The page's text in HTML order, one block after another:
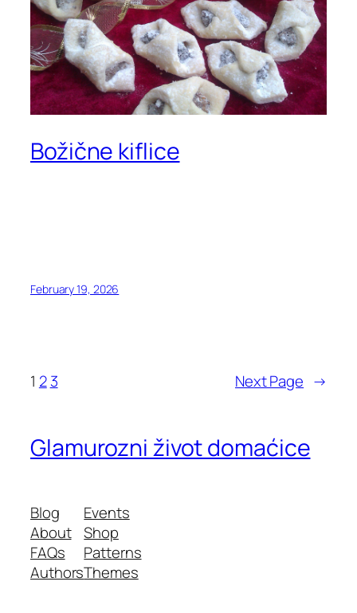
Božične kiflice
February 19, 2026
1 2 3 Next Page →
Glamurozni život domaćice
Blog
About
FAQs
Authors
Events
Shop
Patterns
Themes